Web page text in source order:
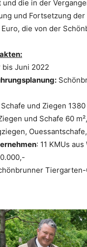
die in der
und Fortsetzung
die von der
bis Juni 2022
und Ziegen
und Schafe 60
: 11 KMUs